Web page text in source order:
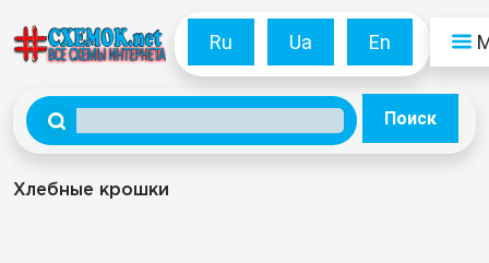
Ru Ua En
Поиск
Хлебные крошки